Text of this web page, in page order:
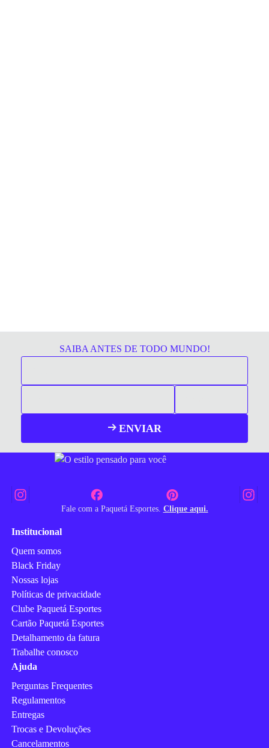
SAIBA ANTES DE TODO MUNDO!
ENVIAR
Fale com a Paquetá Esportes. Clique aqui.
Institucional
Quem somos
Black Friday
Nossas lojas
Políticas de privacidade
Clube Paquetá Esportes
Cartão Paquetá Esportes
Detalhamento da fatura
Trabalhe conosco
Ajuda
Perguntas Frequentes
Regulamentos
Entregas
Trocas e Devoluções
Cancelamentos